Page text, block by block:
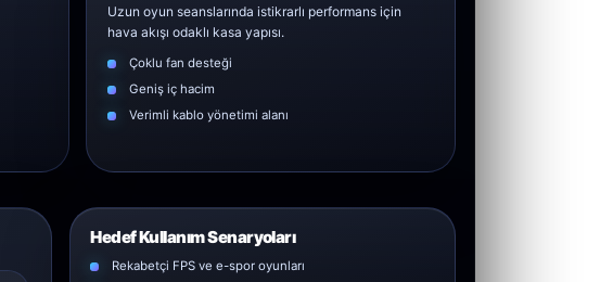
Uzun oyun seanslarında istikrarlı performans için
hava akışı odaklı kasa yapısı.
Çoklu fan desteği
Geniş iç hacim
Verimli kablo yönetimi alanı
Hedef Kullanım Senaryoları
Rekabetçi FPS ve e-spor oyunları